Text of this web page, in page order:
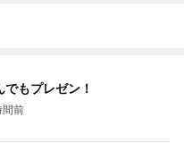
もプレゼン！
間前